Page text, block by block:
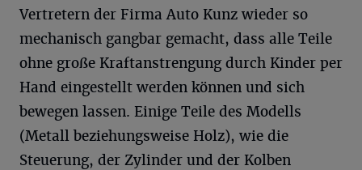
Vertretern der Firma Auto Kunz wieder so
mechanisch gangbar gemacht, dass alle Teile
ohne große Kraftanstrengung durch Kinder per
Hand eingestellt werden können und sich
bewegen lassen. Einige Teile des Modells
(Metall beziehungsweise Holz), wie die
Steuerung, der Zylinder und der Kolben